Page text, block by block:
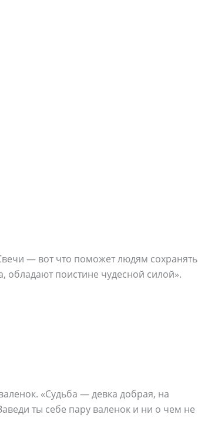
— вот что поможет людям сохранять
обладают поистине чудесной силой».
«Судьба — девка добрая, на
ты себе пару валенок и ни о чем не